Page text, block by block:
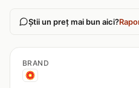
Știi un preț mai bun aici?
BRAND